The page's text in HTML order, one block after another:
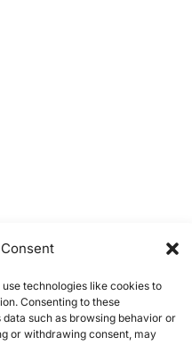
technologies like cookies to
Consenting to these
such as browsing behavior or
or withdrawing consent, may